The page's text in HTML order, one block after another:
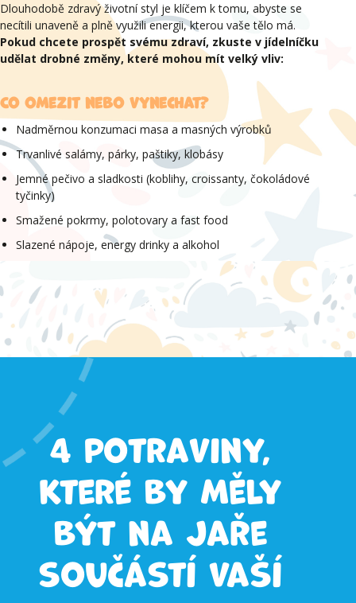
Dlouhodobě zdravý životní styl je klíčem k tomu, abyste se
necítili unaveně a plně využili energii, kterou vaše tělo má.
Pokud chcete prospět svému zdraví, zkuste v jídelníčku
udělat drobné změny, které mohou mít velký vliv:
Co omezit nebo vynechat?
Nadměrnou konzumaci masa a masných výrobků
Trvanlivé salámy, párky, paštiky, klobásy
Jemné pečivo a sladkosti (koblihy, croissanty, čokoládové
tyčinky)
Smažené pokrmy, polotovary a fast food
Slazené nápoje, energy drinky a alkohol
4 potraviny,
které by měly
být na jaře
součástí vaší